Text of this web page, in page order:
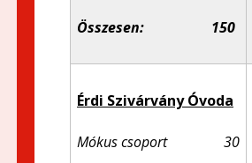
Összesen: 150
Érdi Szivárvány Óvoda
Mókus csoport 30